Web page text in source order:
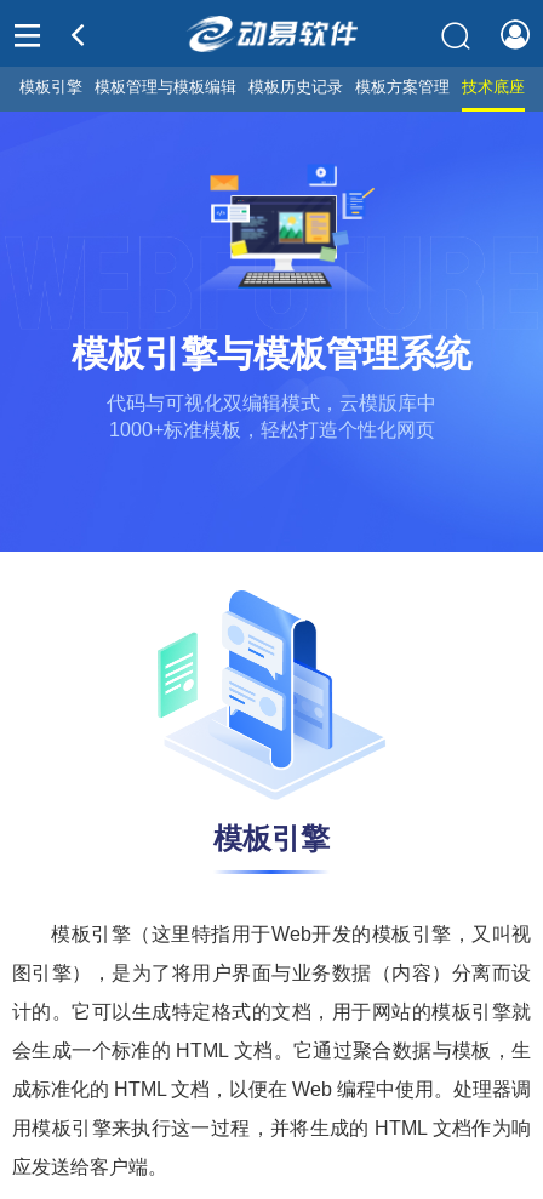
模板引擎 模板管理与模板编辑 模板历史记录 模板方案管理 技术底座
模板引擎与模板管理系统
代码与可视化双编辑模式，云模版库中
1000+标准模板，轻松打造个性化网页
模板引擎
模板引擎（这里特指用于Web开发的模板引擎，又叫视
图引擎），是为了将用户界面与业务数据（内容）分离而设
计的。它可以生成特定格式的文档，用于网站的模板引擎就
会生成一个标准的 HTML 文档。它通过聚合数据与模板，生
成标准化的 HTML 文档，以便在 Web 编程中使用。处理器调
用模板引擎来执行这一过程，并将生成的 HTML 文档作为响
应发送给客户端。